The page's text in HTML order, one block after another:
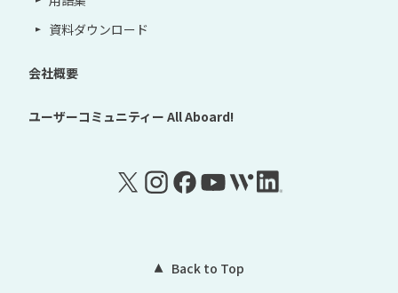
資料ダウンロード
会社概要
ユーザーコミュニティー All Aboard!
Back to Top